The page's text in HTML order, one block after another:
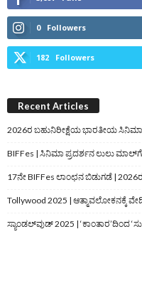
0 Followers
182 Followers
Recent Articles
2026ರ ಬಹುನಿರೀಕ್ಷೆಯ ಭಾರತೀಯ
BIFFes | ಸಿನಿಮಾ ಪ್ರದರ್ಶನ ಲುಲು ಮಾಲ್‌ಗೆ
17ನೇ BIFFes ಲಾಂಛನ ಬಿಡುಗಡೆ |
Tollywood 2025 | ಆತ್ಮಾವಲೋಕನಕ್ಕೆ
ಸ್ಯಾಂಡಲ್‌ವುಡ್‌ 2025 | ‘ಕಾಂತಾರ’ದಿಂದ